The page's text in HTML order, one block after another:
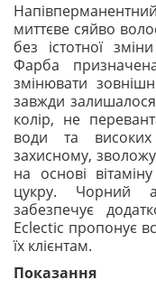
миттєве сяйво
без істотної
Фарба
змінювати
завжди
колір, не
води та високих
захисному,
на основі
цукру. Чорний
забезпечує
Eclectic пропонує
їх клієнтам.
Показання